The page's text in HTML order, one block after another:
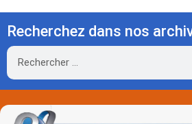
Recherchez dans nos
Rechercher